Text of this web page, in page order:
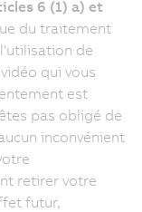
6 (1) a) et
du traitement
de
qui vous
est
pas obligé de
inconvénient
retirer votre
futur,